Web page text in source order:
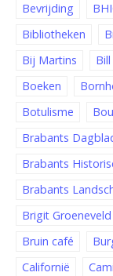
Bevrijding
Bibliotheken
Bij Martins
Boeken
Botulisme
Brabants
Brabants
Brabants
Brigit Groeneveld
Bruin café
Californië